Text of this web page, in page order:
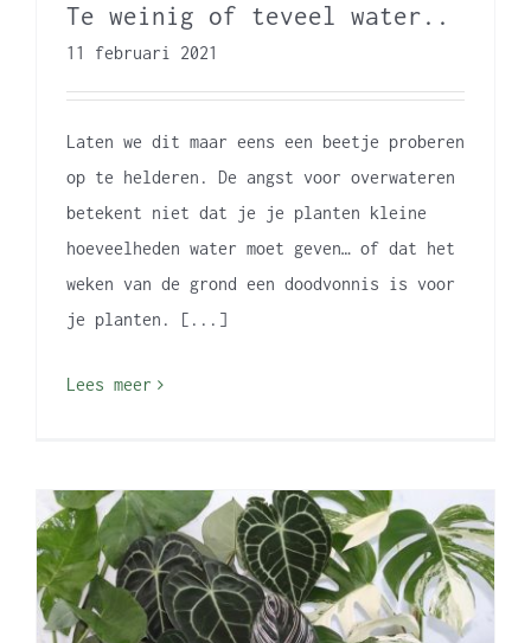
Te weinig of teveel water..
11 februari 2021
Laten we dit maar eens een beetje proberen
op te helderen. De angst voor overwateren
betekent niet dat je je planten kleine
hoeveelheden water moet geven… of dat het
weken van de grond een doodvonnis is voor
je planten. [...]
Lees meer